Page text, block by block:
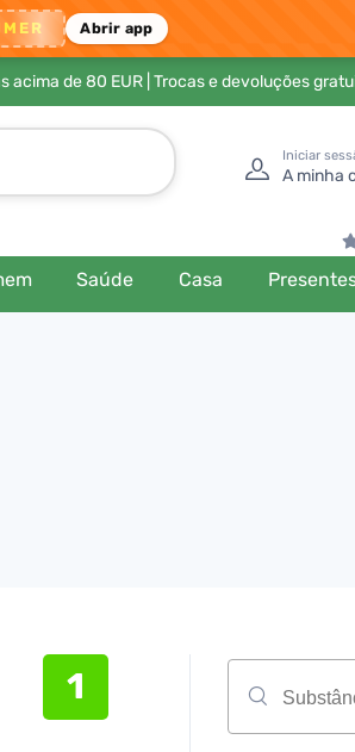
Abrir app
acima de 80 EUR| Trocas e devoluções
Iniciar
A minha
Saúde Casa
1